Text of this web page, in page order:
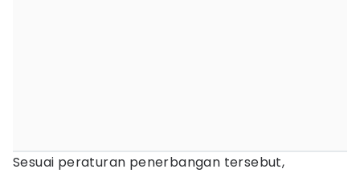
Sesuai peraturan penerbangan tersebut,